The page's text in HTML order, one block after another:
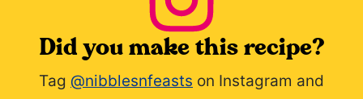
Did you make this recipe?
Tag @nibblesnfeasts on Instagram and